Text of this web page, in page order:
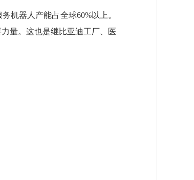
器人产能占全球60%以上。
量。这也是继比亚迪工厂、医